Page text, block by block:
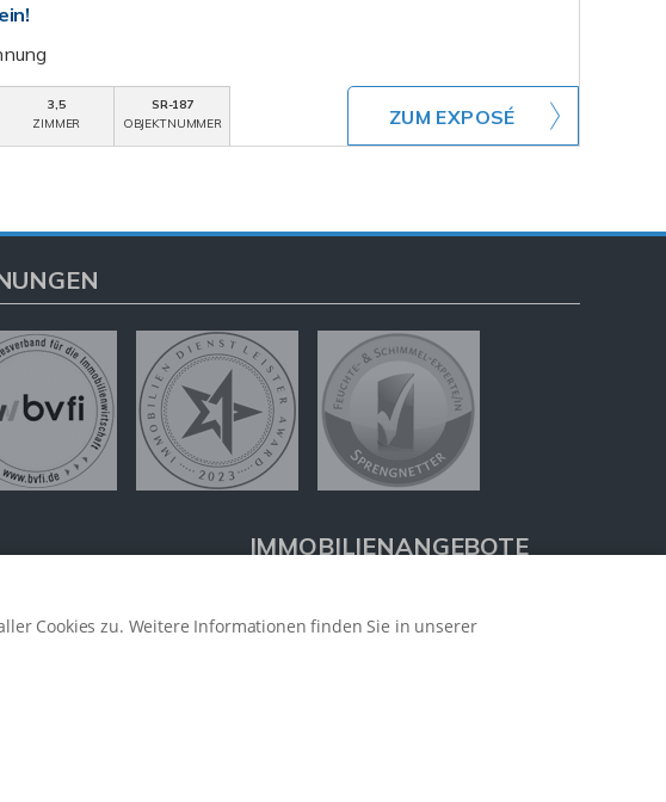
3,5
ZIMMER
SR-187
OBJEKTNUMMER
ZUM EXPOSÉ
IMMOBILIENANGEBOTE
Eigentumswohnungen
Häuser zum Kauf
Cookies zu. Weitere Informationen finden Sie in unserer